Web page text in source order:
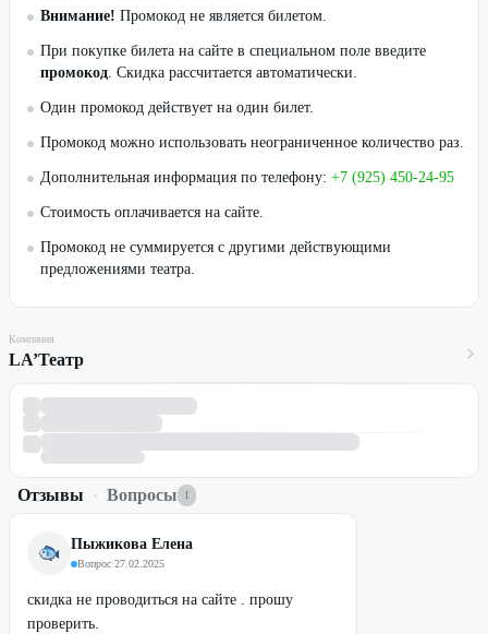
Внимание! Промокод не является билетом.
При покупке билета на сайте в специальном поле введите
промокод. Скидка рассчитается автоматически.
Один промокод действует на один билет.
Промокод можно использовать неограниченное количество раз.
Дополнительная информация по телефону: +7 (925) 450-24-95
Стоимость оплачивается на сайте.
Промокод не суммируется с другими действующими
предложениями театра.
Компания
LA’Театр
Отзывы · Вопросы 1
Пыжикова Елена
Вопрос·27.02.2025
скидка не проводиться на сайте . прошу
проверить.